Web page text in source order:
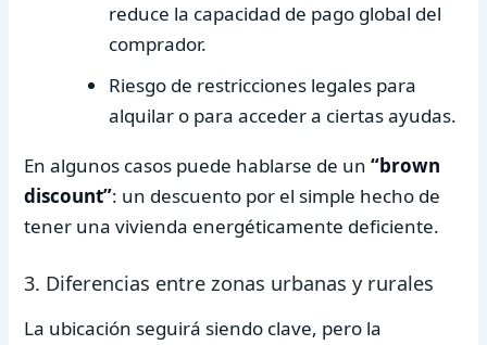
reduce la capacidad de pago global del
comprador.
Riesgo de restricciones legales para
alquilar o para acceder a ciertas ayudas.
En algunos casos puede hablarse de un“brown
discount”: un descuento por el simple hecho de
tener una vivienda energéticamente deficiente.
3. Diferencias entre zonas urbanas y rurales
La ubicación seguirá siendo clave, pero la